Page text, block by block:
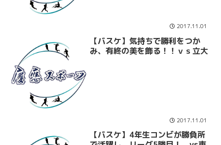
2017.11.01
【バスケ】気持ちで勝利をつか
み、有終の美を飾る！！ｖｓ立大
2017.11.01
【バスケ】4年生コンビが勝負所